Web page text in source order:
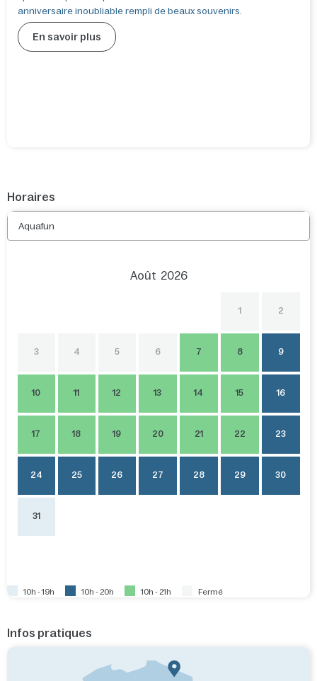
anniversaire inoubliable rempli de beaux souvenirs.
En savoir plus
Horaires
Aquafun
Août 2026
1 2
3 4 5 6 7 8 9
10 11 12 13 14 15 16
17 18 19 20 21 22 23
24 25 26 27 28 29 30
31
10h - 19h 10h - 20h 10h - 21h Fermé
Infos pratiques